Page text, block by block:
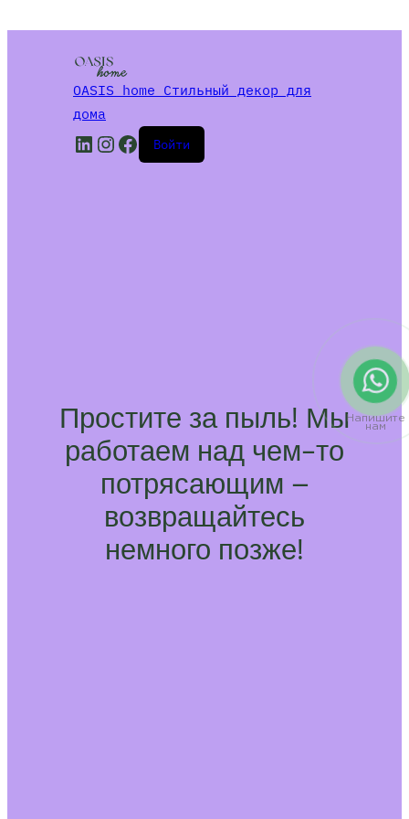
OASIS home Стильный декор для
дома
LinkedIn
Instagram
Facebook
Войти
Простите за пыль! Мы
работаем над чем-то
потрясающим –
возвращайтесь
немного позже!
Напишите
нам